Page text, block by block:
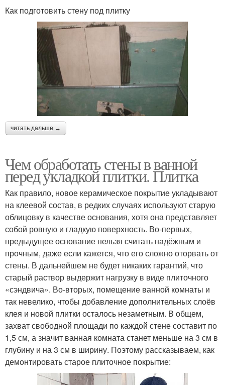
Как подготовить стену под плитку
читать дальше →
Чем обработать стены в ванной
перед укладкой плитки. Плитка
Как правило, новое керамическое покрытие укладывают
на клеевой состав, в редких случаях используют старую
облицовку в качестве основания, хотя она представляет
собой ровную и гладкую поверхность. Во-первых,
предыдущее основание нельзя считать надёжным и
прочным, даже если кажется, что его сложно оторвать от
стены. В дальнейшем не будет никаких гарантий, что
старый раствор выдержит нагрузку в виде плиточного
«сэндвича». Во-вторых, помещение ванной комнаты и
так невелико, чтобы добавление дополнительных слоёв
клея и новой плитки осталось незаметным. В общем,
захват свободной площади по каждой стене составит по
1,5 см, а значит ванная комната станет меньше на 3 см в
глубину и на 3 см в ширину. Поэтому рассказываем, как
демонтировать старое плиточное покрытие: